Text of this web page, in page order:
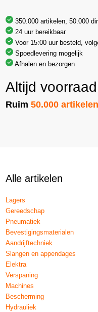
350.000 artikelen, 50.000
24 uur bereikbaar
Voor 15:00 uur besteld,
Spoedlevering mogelijk
Afhalen en bezorgen
Altijd
Ruim50.000 artikelen
Alle artikelen
Lagers
Gereedschap
Pneumatiek
Bevestigingsmaterialen
Aandrijftechniek
Slangen en appendages
Elektra
Verspaning
Machines
Bescherming
Hydrauliek